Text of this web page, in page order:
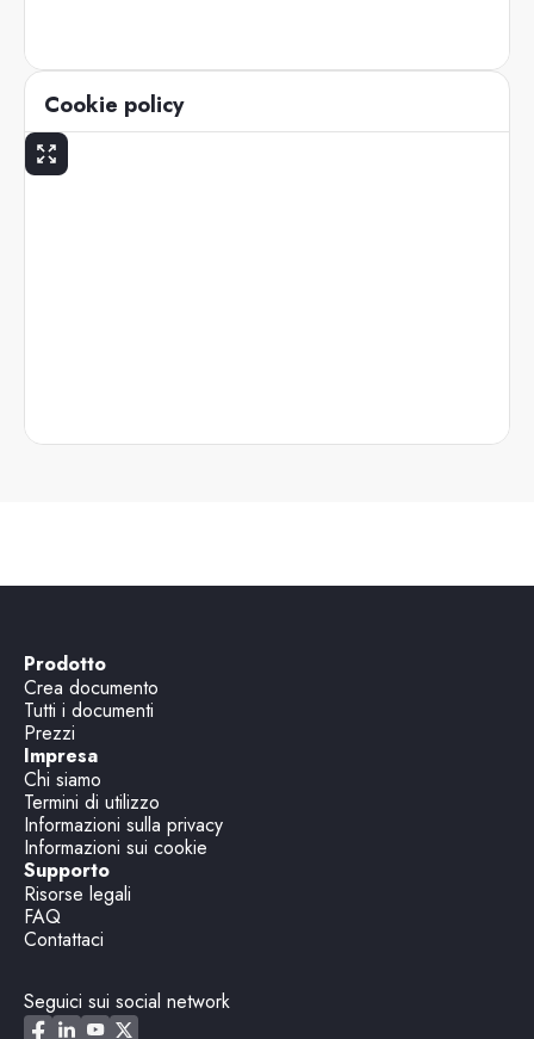
Cookie policy
Prodotto
Crea documento
Tutti i documenti
Prezzi
Impresa
Chi siamo
Termini di utilizzo
Informazioni sulla privacy
Informazioni sui cookie
Supporto
Risorse legali
FAQ
Contattaci
Seguici sui social network